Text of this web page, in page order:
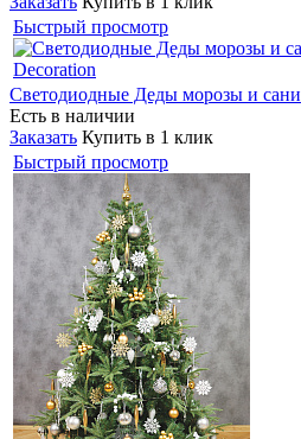
Быстрый просмотр
Светодиодные Деды морозы и сани
Есть в наличии
Заказать Купить в 1 клик
Быстрый просмотр